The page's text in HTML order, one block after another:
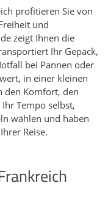
und
Schluss viel
Nizza. Eine
für jeden
profitieren Sie von
und
zeigt Ihnen die
Ihr Gepäck,
bei Pannen oder
in einer kleinen
den Komfort, den
Tempo selbst,
wählen und haben
Reise.